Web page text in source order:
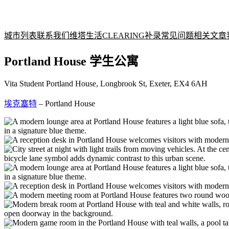
城市列表联系我们 维塔生活CLEARING补录常见问题相关文章
Portland House 学生公寓
Vita Student Portland House, Longbrook St, Exeter, EX4 6AH
埃克塞特 – Portland House